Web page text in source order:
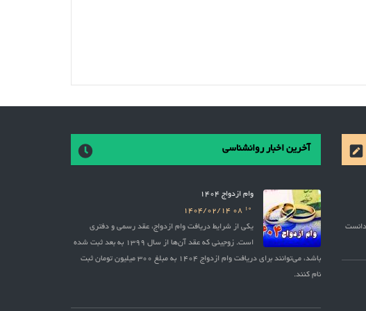
آخرین اخبار روانشناسی
وام ازدواج 1404
10
1404/02/14
یکی از شرایط دریافت وام ازدواج، عقد رسمی و دفتری
است. زوجینی که عقد آن‌ها از سال 1399 به بعد ثبت شده
باشد، می‌توانند برای دریافت وام ازدواج 1404 به مبلغ 300 میلیون تومان ثبت
نام کنند.